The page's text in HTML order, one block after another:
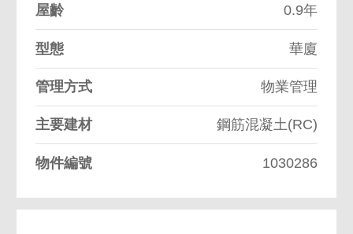
屋齡 0.9年
型態 華廈
管理方式 物業管理
主要建材 鋼筋混凝土(RC)
物件編號 1030286